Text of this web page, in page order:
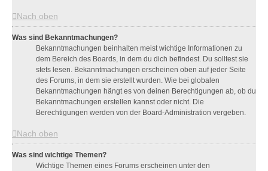
Nach oben
Was sind Bekanntmachungen?
Bekanntmachungen beinhalten meist wichtige Informationen zu
dem Bereich des Boards, in dem du dich befindest. Du solltest sie
stets lesen. Bekanntmachungen erscheinen oben auf jeder Seite
des Forums, in dem sie erstellt wurden. Wie bei globalen
Bekanntmachungen hängt es von deinen Berechtigungen ab, ob du
Bekanntmachungen erstellen kannst oder nicht. Die
Berechtigungen werden von der Board-Administration vergeben.
Nach oben
Was sind wichtige Themen?
Wichtige Themen eines Forums erscheinen unter den